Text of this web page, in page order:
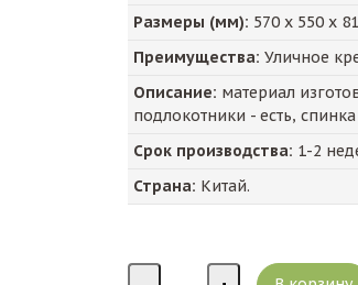
Размеры (мм): 570 х 550 х
Преимущества: Уличное
Описание: материал
подлокотники - есть,
Срок производства: 1-2
Страна: Китай.